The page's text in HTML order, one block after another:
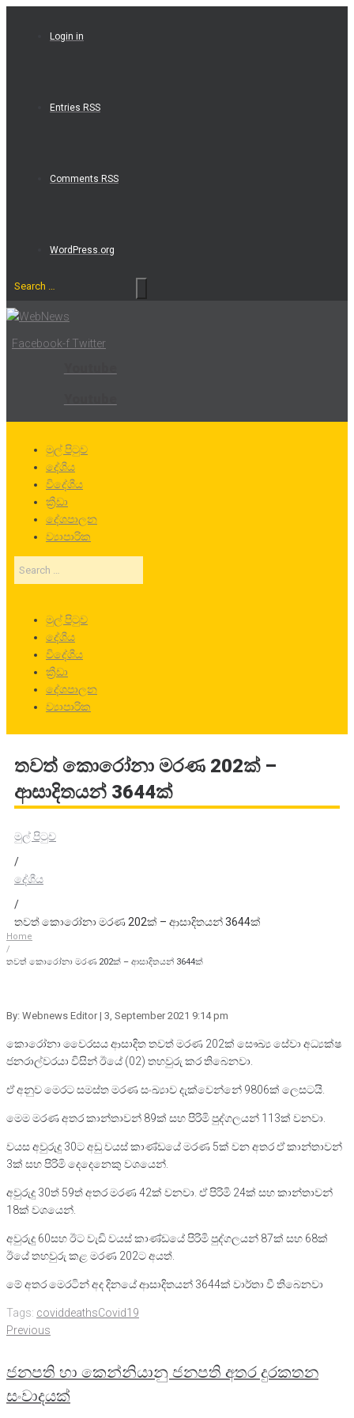
Login in
Entries RSS
Comments RSS
WordPress.org
Search
Facebook-f Twitter
මුල් පිටුව
දේශීය
විදේශීය
ක්‍රීඩා
දේශපාලන
ව්‍යාපාරික
Search
…
මුල් පිටුව
දේශීය
විදේශීය
ක්‍රීඩා
දේශපාලන
ව්‍යාපාරික
තවත් කොරෝනා මරණ 202ක් –
ආසාදිතයන් 3644ක්
මුල් පිටුව
/
දේශීය
/
තවත් කොරෝනා මරණ 202ක් – ආසාදිතයන් 3644ක්
Home
/
තවත් කොරෝනා මරණ 202ක් – ආසාදිතයන් 3644ක්
By: Webnews Editor | 3, September 2021 9:14 pm
කොරෝනා වෛරසය ආසාදිත තවත් මරණ 202ක් සෞඛ්‍ය සේවා අධ්‍යක්ෂ
ජනරාල්වරයා විසින් ඊයේ (02) තහවුරු කර තිබෙනවා.
ඒ අනුව මෙරට සමස්ත මරණ සංඛ්‍යාව දැක්වෙන්නේ 9806ක් ලෙසටයි.
මෙම මරණ අතර කාන්තාවන් 89ක් සහ පිරිමි පුද්ගලයන් 113ක් වනවා.
වයස අවුරුදු 30ට අඩු වයස් කාණ්ඩයේ මරණ 5ක් වන අතර ඒ කාන්තාවන්
3ක් සහ පිරිමි දෙදෙනෙකු වශයෙන්.
අවුරුදු 30ත් 59ත් අතර මරණ 42ක් වනවා. ඒ පිරිමි 24ක් සහ කාන්තාවන්
18ක් වශයෙන්.
අවුරුදු 60සහ ඊට වැඩි වයස් කාණ්ඩයේ පිරිමි පුද්ගලයන් 87ක් සහ 68ක්
ඊයේ තහවුරු කළ මරණ 202ට අයත්.
මේ අතර මෙරටින් අද දිනයේ ආසාදිතයන් 3644ක් වාර්තා වී තිබෙනවා
Tags: coviddeathsCovid19
Post
navigation
Previous
Previous
ජනපති හා කෙන්නියානු ජනපති අතර දුරකතන
සංවාදයක්